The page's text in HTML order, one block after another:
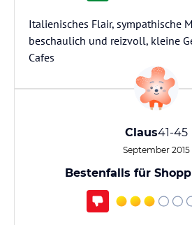
Italienisches Flair, sympathische
beschaulich und reizvoll, kleine
Cafes
Claus41-45
September 2015
Bestenfalls für